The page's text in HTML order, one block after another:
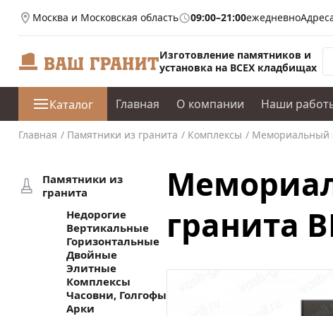
Москва и Московская область 09:00–21:00ежедневно
Изготовление памятников и
установка на ВСЕХ кладбищах
Каталог Главная О компании Наши
Главная Памятники из гранита Комплексы Мемориальный
Памятники из
гранита
Недорогие
Вертикальные
Горизонтальные
Двойные
Элитные
Комплексы
Часовни, Голгофы
Арки
гранита